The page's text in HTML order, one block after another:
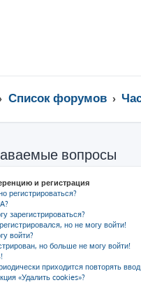
Список форумов
вопросы
и регистрация
регистрироваться?
зарегистрироваться?
но не могу войти!
войти?
но больше не могу войти!
приходится повторять
«Удалить cookies»?